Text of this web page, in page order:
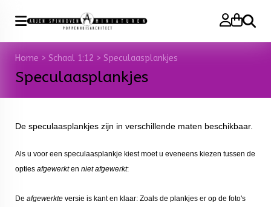
Zoeken
Home > Schaal 1:12 > Speculaasplankjes
Speculaasplankjes
De speculaasplankjes zijn in verschillende maten beschikbaar.
Als u voor een speculaasplankje kiest moet u eveneens kiezen tussen de
opties afgewerkten niet afgewerkt:
De afgewerkte versie is kant en klaar: Zoals de plankjes er op de foto's